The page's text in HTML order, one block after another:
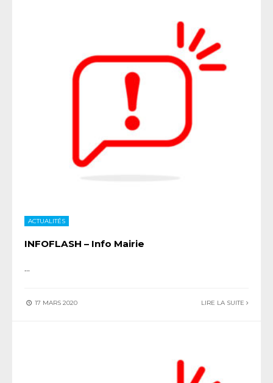
ACTUALITÉS
INFOFLASH – Info Mairie
...
17 MARS 2020 LIRE LA SUITE